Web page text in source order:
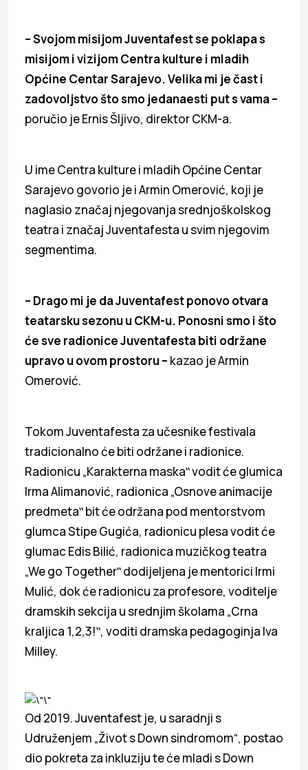
– Svojom misijom Juventafest se poklapa s
misijom i vizijom Centra kulture i mladih
Općine Centar Sarajevo. Velika mi je čast i
zadovoljstvo što smo jedanaesti put s vama –
poručio je Ernis Šljivo, direktor CKM-a.
U ime Centra kulture i mladih Općine Centar
Sarajevo govorio je i Armin Omerović, koji je
naglasio značaj njegovanja srednjoškolskog
teatra i značaj Juventafesta u svim njegovim
segmentima.
– Drago mi je da Juventafest ponovo otvara
teatarsku sezonu u CKM-u. Ponosni smo i što
će sve radionice Juventafesta biti održane
upravo u ovom prostoru – kazao je Armin
Omerović.
Tokom Juventafesta za učesnike festivala
tradicionalno će biti održane i radionice.
Radionicu „Karakterna maska‟ vodit će glumica
Irma Alimanović, radionica „Osnove animacije
predmeta‟ bit će održana pod mentorstvom
glumca Stipe Gugića, radionicu plesa vodit će
glumac Edis Bilić, radionica muzičkog teatra
„We go Together‟ dodijeljena je mentorici Irmi
Mulić, dok će radionicu za profesore, voditelje
dramskih sekcija u srednjim školama „Crna
kraljica 1,2,3!‟, voditi dramska pedagoginja Iva
Milley.
Od 2019. Juventafest je, u saradnji s
Udruženjem „Život s Down sindromom“, postao
dio pokreta za inkluziju te će mladi s Down